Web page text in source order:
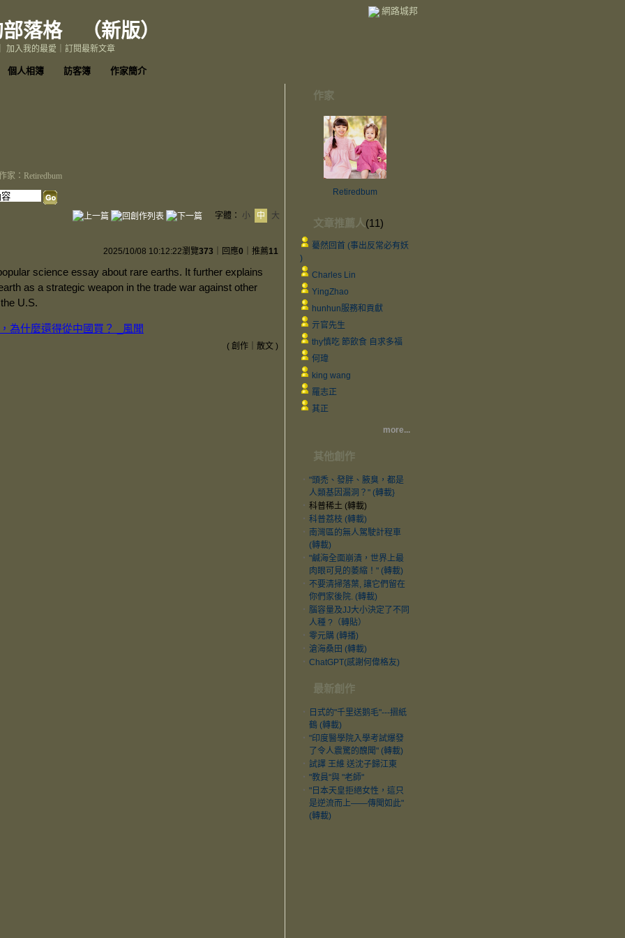
網路城邦
落格（新版）
個人相簿 訪客簿 作家簡介
加入我的最愛 訂閱最新文章
家：Retiredbum
作家
Retiredbum
文章推薦人(11)
驀然回首 (事出反常必有妖
)
Charles Lin
YingZhao
hunhun服務和貢獻
亓官先生
thy慎吃 節飲食 自求多福
何瑋
king wang
羅志正
其正
more...
其他創作
‧ "頭禿、發胖、腋臭，都是
人類基因漏洞？" (轉載}
‧ 科普稀土 (轉載)
‧ 科普荔枝 (轉載)
‧ 南灣區的無人駕駛計程車
(轉載)
‧ "鹹海全面崩潰，世界上最
肉眼可見的萎縮！" (轉載)
‧ 不要清掃落葉, 讓它們留在
你們家後院. (轉載)
‧ 腦容量及JJ大小決定了不同
人種 ?（轉貼）
‧ 零元購 (轉播)
‧ 滄海桑田 (轉載)
‧ ChatGPT(感謝何偉格友)
最新創作
‧
日式的"千里送鹅毛"---摺紙
鶴 (轉載)
‧ "印度醫學院入學考試爆發
了令人震驚的醜聞" (轉載)
‧ 試譯 王維 送沈子歸江東
‧ "教員"與 "老師"
‧ "日本天皇拒絕女性，這只
是逆流而上——傳聞如此"
(轉載)
字體： 小 中 大
2025/10/08 10:12:22瀏覽373 ｜回應0 ｜推薦11
science essay about rare earths. It further explains
as a strategic weapon in the trade war against other
U.S.
為什麼還得從中國買？ _風聞
( 創作 散文 )